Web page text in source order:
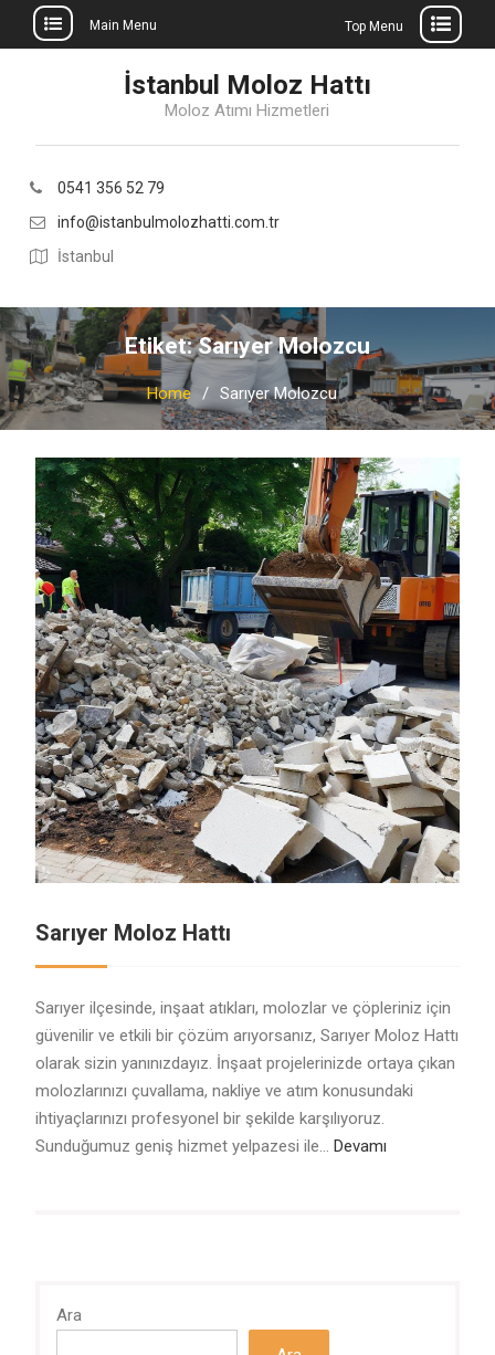
Main Menu Top Menu
İstanbul Moloz Hattı
Moloz Atımı Hizmetleri
0541 356 52 79
info@istanbulmolozhatti.com.tr
İstanbul
Etiket:Sarıyer Molozcu
Home Sarıyer Molozcu
Sarıyer Moloz Hattı
Sarıyer ilçesinde, inşaat atıkları, molozlar ve çöpleriniz için
güvenilir ve etkili bir çözüm arıyorsanız, Sarıyer Moloz Hattı
olarak sizin yanınızdayız. İnşaat projelerinizde ortaya çıkan
molozlarınızı çuvallama, nakliye ve atım konusundaki
ihtiyaçlarınızı profesyonel bir şekilde karşılıyoruz.
Sunduğumuz geniş hizmet yelpazesi ile… Devamı
Ara